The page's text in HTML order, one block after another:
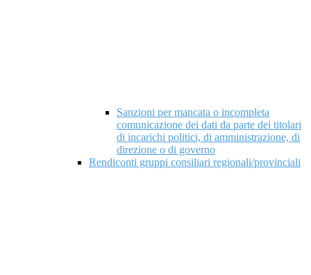
Sanzioni per mancata o incompleta
comunicazione dei dati da parte dei titolari
di incarichi politici, di amministrazione, di
direzione o di governo
Rendiconti gruppi consiliari regionali/provinciali